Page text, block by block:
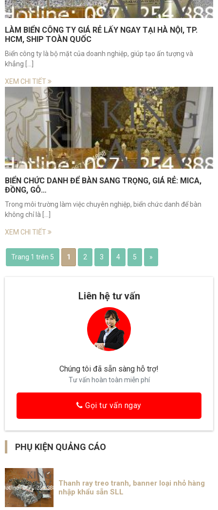
LÀM BIỂN CÔNG TY GIÁ RẺ LẤY NGAY TẠI HÀ NỘI, TP.
HCM, SHIP TOÀN QUỐC
Biển công ty là bộ mặt của doanh nghiệp, giúp tạo ấn tượng và
khẳng [...]
XEM CHI TIẾT
BIỂN CHỨC DANH ĐỂ BÀN SANG TRỌNG, GIÁ RẺ: MICA,
ĐỒNG, GỖ…
Trong môi trường làm việc chuyên nghiệp, biển chức danh để bàn
không chỉ là [...]
XEM CHI TIẾT
Trang 1 trên 5 1 2 3 4 5 »
Liên hệ tư vấn
Chúng tôi đã sẵn sàng hỗ trợ!
Tư vấn hoàn toàn miễn phí
Gọi tư vấn ngay
PHỤ KIỆN QUẢNG CÁO
Thanh ray treo tranh, banner loại nhỏ hàng
nhập khẩu sẵn SLL